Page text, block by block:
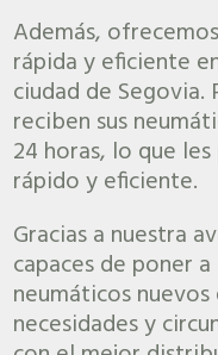
Además,
rápida y eficiente
ciudad de
reciben sus
24 horas, lo que
rápido y eficiente.
Gracias a nuestra
capaces de poner
neumáticos
necesidades y